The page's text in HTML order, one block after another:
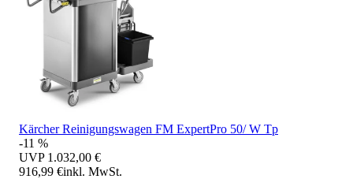
Kärcher Reinigungswagen FM ExpertPro 50/ W Tp
-11 %
UVP 1.032,00 €
916,99 €inkl. MwSt.